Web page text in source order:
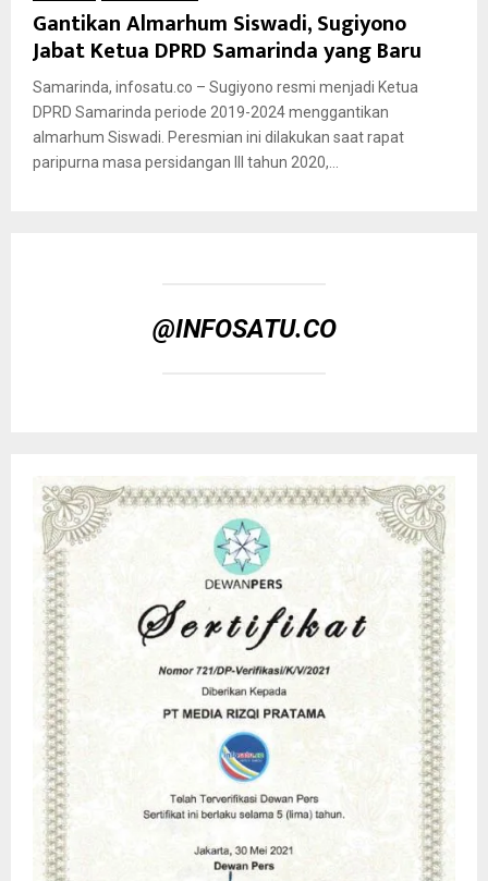
Gantikan Almarhum Siswadi, Sugiyono
Jabat Ketua DPRD Samarinda yang Baru
Samarinda, infosatu.co – Sugiyono resmi menjadi Ketua
DPRD Samarinda periode 2019-2024 menggantikan
almarhum Siswadi. Peresmian ini dilakukan saat rapat
paripurna masa persidangan III tahun 2020,...
@INFOSATU.CO